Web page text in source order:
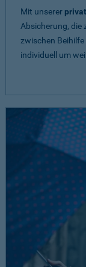
Mit unserer
Absicherung, die
zwischen
individuell um